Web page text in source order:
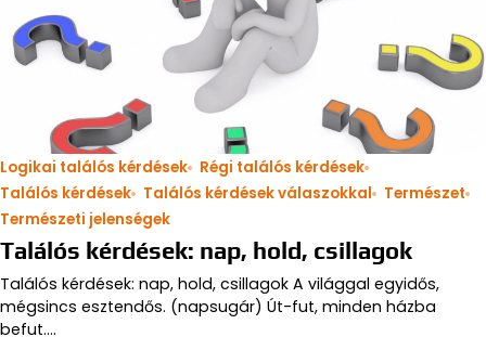
Logikai találós kérdések
Régi találós kérdések
Találós kérdések
Találós kérdések válaszokkal
Természet
Természeti jelenségek
Találós kérdések: nap, hold, csillagok
Találós kérdések: nap, hold, csillagok A világgal egyidős,
mégsincs esztendős. (napsugár) Út-fut, minden házba
befut.…